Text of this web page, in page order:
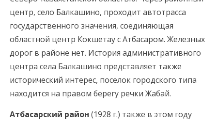
центр, село Балкашино, проходит автотрасса
государственного значения, соединяющая
областной центр Кокшетау с Атбасаром. Железных
дорог в районе нет. История административного
центра села Балкашино представляет также
исторический интерес, поселок городского типа
находится на правом берегу речки Жабай.
Атбасарский район (1928 г.) также в этом году